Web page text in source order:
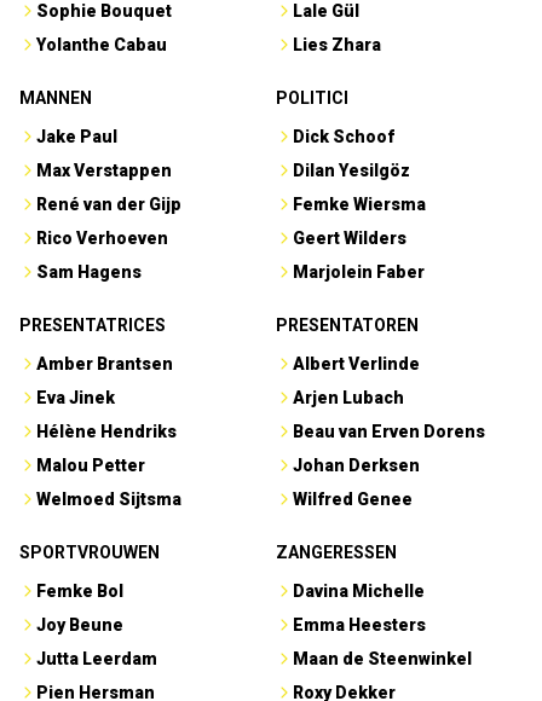
Sophie Bouquet
Yolanthe Cabau
Lale Gül
Lies Zhara
MANNEN
Jake Paul
Max Verstappen
René van der Gijp
Rico Verhoeven
Sam Hagens
POLITICI
Dick Schoof
Dilan Yesilgöz
Femke Wiersma
Geert Wilders
Marjolein Faber
PRESENTATRICES
Amber Brantsen
Eva Jinek
Hélène Hendriks
Malou Petter
Welmoed Sijtsma
PRESENTATOREN
Albert Verlinde
Arjen Lubach
Beau van Erven Dorens
Johan Derksen
Wilfred Genee
SPORTVROUWEN
Femke Bol
Joy Beune
Jutta Leerdam
Pien Hersman
ZANGERESSEN
Davina Michelle
Emma Heesters
Maan de Steenwinkel
Roxy Dekker